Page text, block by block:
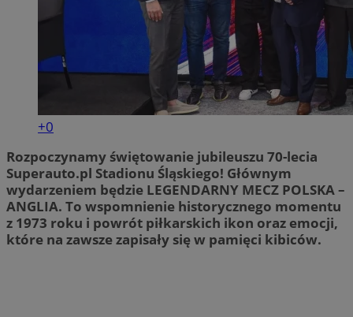
+0
Rozpoczynamy świętowanie jubileuszu 70-lecia
Superauto.pl Stadionu Śląskiego! Głównym
wydarzeniem będzie LEGENDARNY MECZ POLSKA –
ANGLIA. To wspomnienie historycznego momentu
z 1973 roku i powrót piłkarskich ikon oraz emocji,
które na zawsze zapisały się w pamięci kibiców.